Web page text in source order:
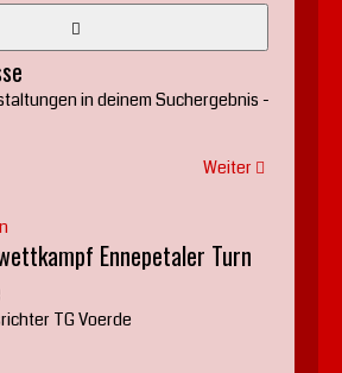
in deinem Suchergebnis -
Weiter
Ennepetaler Turn
TG Voerde